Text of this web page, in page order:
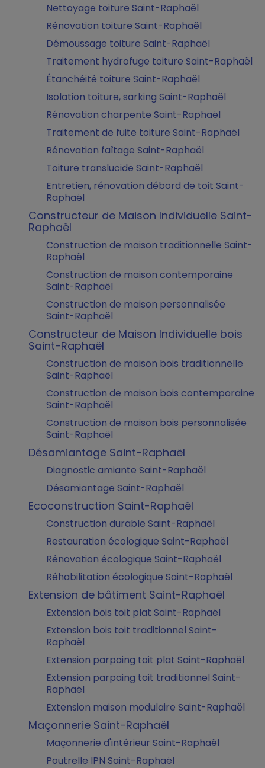
Nettoyage toiture Saint-Raphaël
Rénovation toiture Saint-Raphaël
Démoussage toiture Saint-Raphaël
Traitement hydrofuge toiture Saint-Raphaël
Étanchéité toiture Saint-Raphaël
Isolation toiture, sarking Saint-Raphaël
Rénovation charpente Saint-Raphaël
Traitement de fuite toiture Saint-Raphaël
Rénovation faîtage Saint-Raphaël
Toiture translucide Saint-Raphaël
Entretien, rénovation débord de toit Saint-
Raphaël
Constructeur de Maison Individuelle Saint-
Raphaël
Construction de maison traditionnelle Saint-
Raphaël
Construction de maison contemporaine
Saint-Raphaël
Construction de maison personnalisée
Saint-Raphaël
Constructeur de Maison Individuelle bois
Saint-Raphaël
Construction de maison bois traditionnelle
Saint-Raphaël
Construction de maison bois contemporaine
Saint-Raphaël
Construction de maison bois personnalisée
Saint-Raphaël
Désamiantage Saint-Raphaël
Diagnostic amiante Saint-Raphaël
Désamiantage Saint-Raphaël
Ecoconstruction Saint-Raphaël
Construction durable Saint-Raphaël
Restauration écologique Saint-Raphaël
Rénovation écologique Saint-Raphaël
Réhabilitation écologique Saint-Raphaël
Extension de bâtiment Saint-Raphaël
Extension bois toit plat Saint-Raphaël
Extension bois toit traditionnel Saint-
Raphaël
Extension parpaing toit plat Saint-Raphaël
Extension parpaing toit traditionnel Saint-
Raphaël
Extension maison modulaire Saint-Raphaël
Maçonnerie Saint-Raphaël
Maçonnerie d'intérieur Saint-Raphaël
Poutrelle IPN Saint-Raphaël